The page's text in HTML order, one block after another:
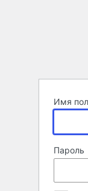
Имя
Пароль